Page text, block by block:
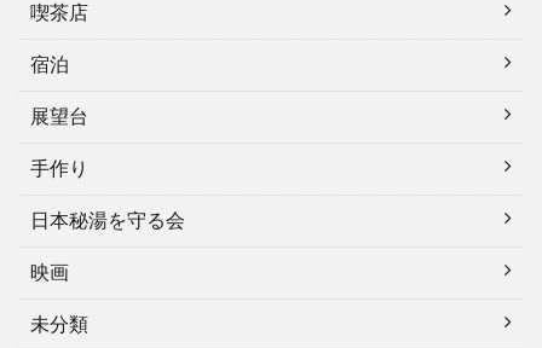
喫茶店
宿泊
展望台
手作り
日本秘湯を守る会
映画
未分類